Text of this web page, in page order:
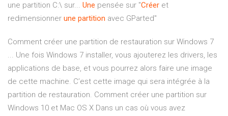
une partition C:\ sur... Une pensée sur "Créer et
redimensionner une partition avec GParted"
Comment créer une partition de restauration sur Windows 7
... Une fois Windows 7 installer, vous ajouterez les drivers, les
applications de base, et vous pourrez alors faire une image
de cette machine. C’est cette image qui sera intégrée à la
partition de restauration. Comment créer une partition sur
Windows 10 et Mac OS X Dans un cas où vous avez